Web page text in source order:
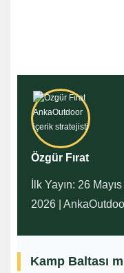
Özgür Fırat
İlk Yayın: 26
2026 |
Kamp Baltası